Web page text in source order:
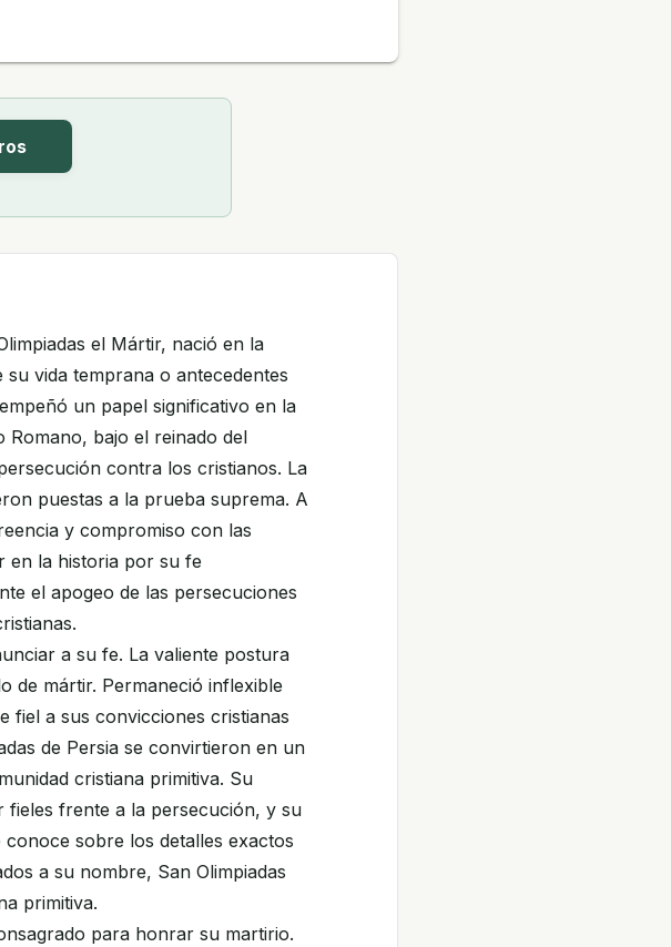
el Mártir, nació en la
vida temprana o antecedentes
un papel significativo en la
Romano, bajo el reinado del
contra los cristianos. La
puestas a la prueba suprema. A
y compromiso con las
en la historia por su fe
el apogeo de las persecuciones
a su fe. La valiente postura
de mártir. Permaneció inflexible
fiel a sus convicciones cristianas
de Persia se convirtieron en un
cristiana primitiva. Su
fieles frente a la persecución, y su
sobre los detalles exactos
a su nombre, San Olimpiadas
primitiva.
para honrar su martirio.